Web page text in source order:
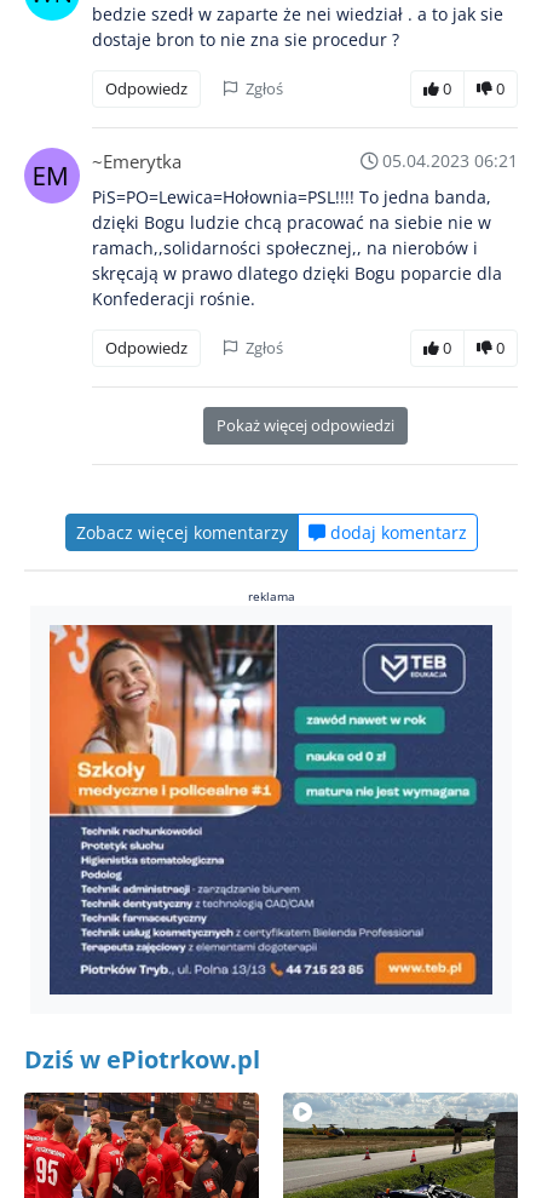
bedzie szedł w zaparte że nei wiedział . a to jak sie
dostaje bron to nie zna sie procedur ?
Odpowiedz Zgłoś 0 0
~Emerytka
05.04.2023 06:21
PiS=PO=Lewica=Hołownia=PSL!!!! To jedna banda,
dzięki Bogu ludzie chcą pracować na siebie nie w
ramach,,solidarności społecznej,, na nierobów i
skręcają w prawo dlatego dzięki Bogu poparcie dla
Konfederacji rośnie.
Odpowiedz Zgłoś 0 0
Pokaż więcej odpowiedzi
Zobacz więcej komentarzy dodaj komentarz
reklama
Dziś w ePiotrkow.pl